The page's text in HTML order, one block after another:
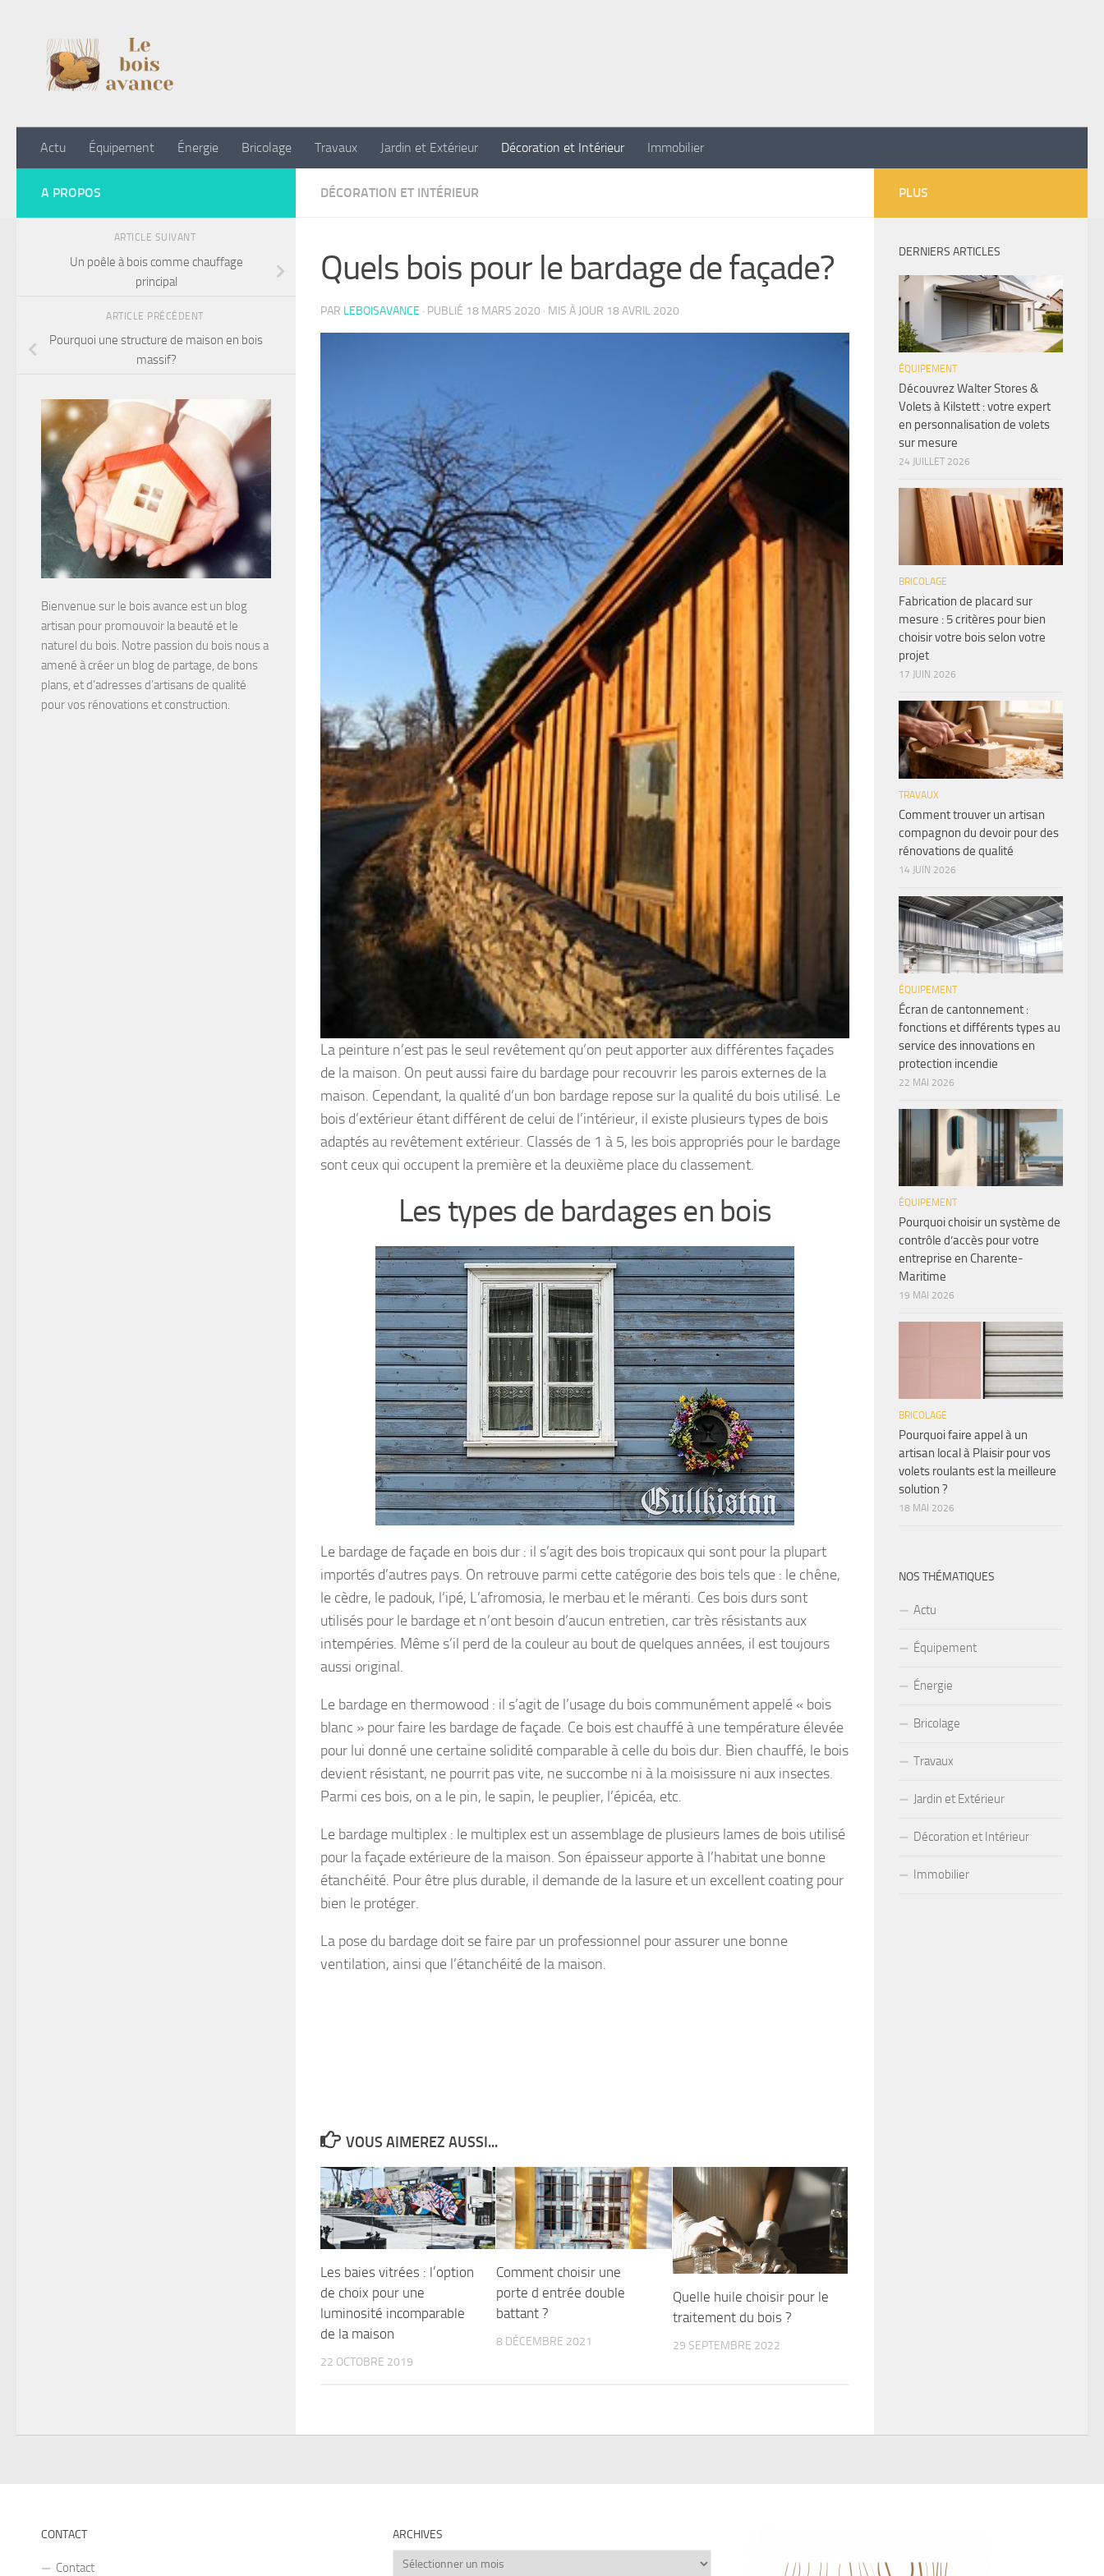
Actu Équipement Énergie Bricolage Travaux Jardin et Extérieur Décoration et Intérieur Immobilier
DÉCORATION ET INTÉRIEUR
Quels bois pour le bardage de façade?
PAR LEBOISAVANCE · PUBLIÉ 18 MARS 2020 · MIS À JOUR 18 AVRIL 2020
La peinture n’est pas le seul revêtement qu’on peut apporter aux différentes façades
de la maison. On peut aussi faire du bardage pour recouvrir les parois externes de la
maison. Cependant, la qualité d’un bon bardage repose sur la qualité du bois utilisé. Le
bois d’extérieur étant différent de celui de l’intérieur, il existe plusieurs types de bois
adaptés au revêtement extérieur. Classés de 1 à 5, les bois appropriés pour le bardage
sont ceux qui occupent la première et la deuxième place du classement.
Les types de bardages en bois
Le bardage de façade en bois dur : il s’agit des bois tropicaux qui sont pour la plupart
importés d’autres pays. On retrouve parmi cette catégorie des bois tels que : le chêne,
le cèdre, le padouk, l’ipé, L’afromosia, le merbau et le méranti. Ces bois durs sont
utilisés pour le bardage et n’ont besoin d’aucun entretien, car très résistants aux
intempéries. Même s’il perd de la couleur au bout de quelques années, il est toujours
aussi original.
Le bardage en thermowood : il s’agit de l’usage du bois communément appelé « bois
blanc » pour faire les bardage de façade. Ce bois est chauffé à une température élevée
pour lui donné une certaine solidité comparable à celle du bois dur. Bien chauffé, le bois
devient résistant, ne pourrit pas vite, ne succombe ni à la moisissure ni aux insectes.
Parmi ces bois, on a le pin, le sapin, le peuplier, l’épicéa, etc.
Le bardage multiplex : le multiplex est un assemblage de plusieurs lames de bois utilisé
pour la façade extérieure de la maison. Son épaisseur apporte à l’habitat une bonne
étanchéité. Pour être plus durable, il demande de la lasure et un excellent coating pour
bien le protéger.
La pose du bardage doit se faire par un professionnel pour assurer une bonne
ventilation, ainsi que l’étanchéité de la maison.
VOUS AIMEREZ AUSSI...
Les baies vitrées : l’option
de choix pour une
luminosité incomparable
de la maison
22 OCTOBRE 2019
Comment choisir une
porte d entrée double
battant ?
8 DÉCEMBRE 2021
Quelle huile choisir pour le
traitement du bois ?
29 SEPTEMBRE 2022
A PROPOS
ARTICLE SUIVANT
Un poêle à bois comme chauffage
principal
ARTICLE PRÉCÉDENT
Pourquoi une structure de maison en bois
massif?
Bienvenue sur le bois avance est un blog
artisan pour promouvoir la beauté et le
naturel du bois. Notre passion du bois nous a
amené à créer un blog de partage, de bons
plans, et d’adresses d’artisans de qualité
pour vos rénovations et construction.
PLUS
DERNIERS ARTICLES
ÉQUIPEMENT
Découvrez Walter Stores &
Volets à Kilstett : votre expert
en personnalisation de volets
sur mesure
24 JUILLET 2026
BRICOLAGE
Fabrication de placard sur
mesure : 5 critères pour bien
choisir votre bois selon votre
projet
17 JUIN 2026
TRAVAUX
Comment trouver un artisan
compagnon du devoir pour des
rénovations de qualité
14 JUIN 2026
ÉQUIPEMENT
Écran de cantonnement :
fonctions et différents types au
service des innovations en
protection incendie
22 MAI 2026
ÉQUIPEMENT
Pourquoi choisir un système de
contrôle d’accès pour votre
entreprise en Charente-
Maritime
19 MAI 2026
BRICOLAGE
Pourquoi faire appel à un
artisan local à Plaisir pour vos
volets roulants est la meilleure
solution ?
18 MAI 2026
NOS THÉMATIQUES
Actu
Équipement
Énergie
Bricolage
Travaux
Jardin et Extérieur
Décoration et Intérieur
Immobilier
CONTACT
Contact
ARCHIVES
Archives